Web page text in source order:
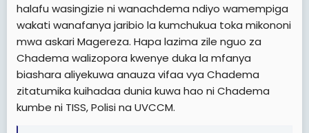
Mnyika amerejea tukio la Jeshi la Polisi kupiga watu
mahakama ya Kisutu wakati kesi ya Lissu inakwenda
kwenye hatua ya komito mwezi Aprili mwaka 2025
View attachment 3605058
"Mambo mawili kwa Jeshi la Polisi. La kwanza: wapuuzie
taarifa za uongo za ndani ya Jeshi la Polisi lenyewe
halafu wasingizie ni wanachdema ndiyo wamempiga
wakati wanafanya jaribio la kumchukua toka mikononi
mwa askari Magereza. Hapa lazima zile nguo za
Chadema walizopora kwenye duka la mfanya
biashara aliyekuwa anauza vifaa vya Chadema
zitatumika kuihadaa dunia kuwa hao ni Chadema
kumbe ni TISS, Polisi na UVCCM.